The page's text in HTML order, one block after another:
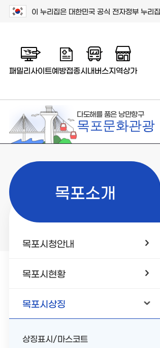
이 누리집은 대한민국 공식 전자정부 누리
패밀리사이트예방접종시내버스지역상가
다도해를 품은 낭만항구
목포문화관광
목포소개
목포시청안내
목포시현황
목포시상징
상징표시/마스코트